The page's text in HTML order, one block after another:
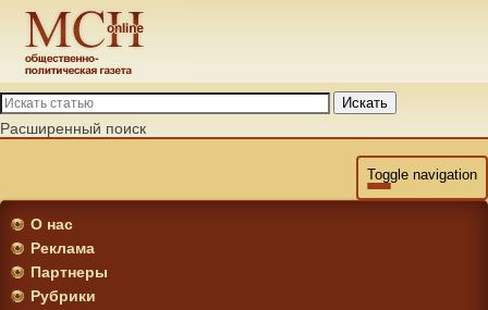
Искать
Расширенный поиск
Toggle navigation
О нас
Реклама
Партнеры
Рубрики